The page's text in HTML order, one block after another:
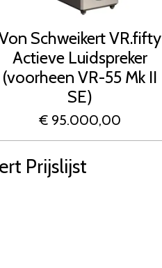
Schweikert VR.fifty
Actieve Luidspreker
(voorheen VR-55 Mk II
SE)
€ 95.000,00
Prijslijst